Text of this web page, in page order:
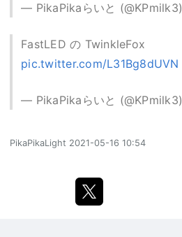
— PikaPikaらいと (@KPmilk3)
FastLED の TwinkleFox
pic.twitter.com/L31Bg8dUVN
— PikaPikaらいと (@KPmilk3)
PikaPikaLight 2021-05-16 10:54